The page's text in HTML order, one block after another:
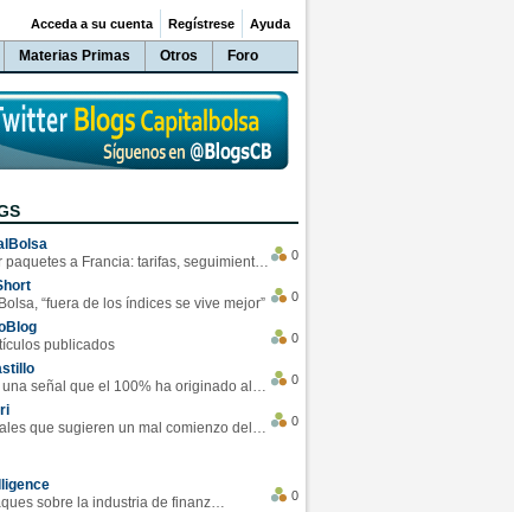
Materias Primas Otros Foro
Acceda a su cuenta Regístrese Ayuda
Enviar paquetes a Francia: tarifas, seguimiento y ventajas destacadas
0
“fuera de los índices se vive mejor”
0
publicados
0
Se da una señal que el 100% ha originado alzas en las bolsas
0
4 Señales que sugieren un mal comienzo del 3T de la economía EEUU
0
Los ciberataques sobre la industria de finanzas se han duplicado este año
0